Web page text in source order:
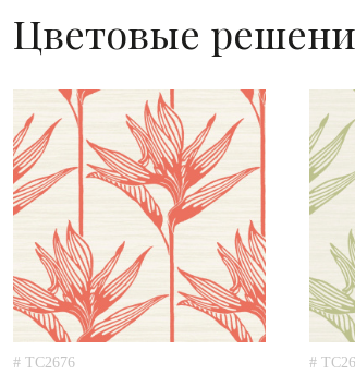
Цветовые
# TC2676 #